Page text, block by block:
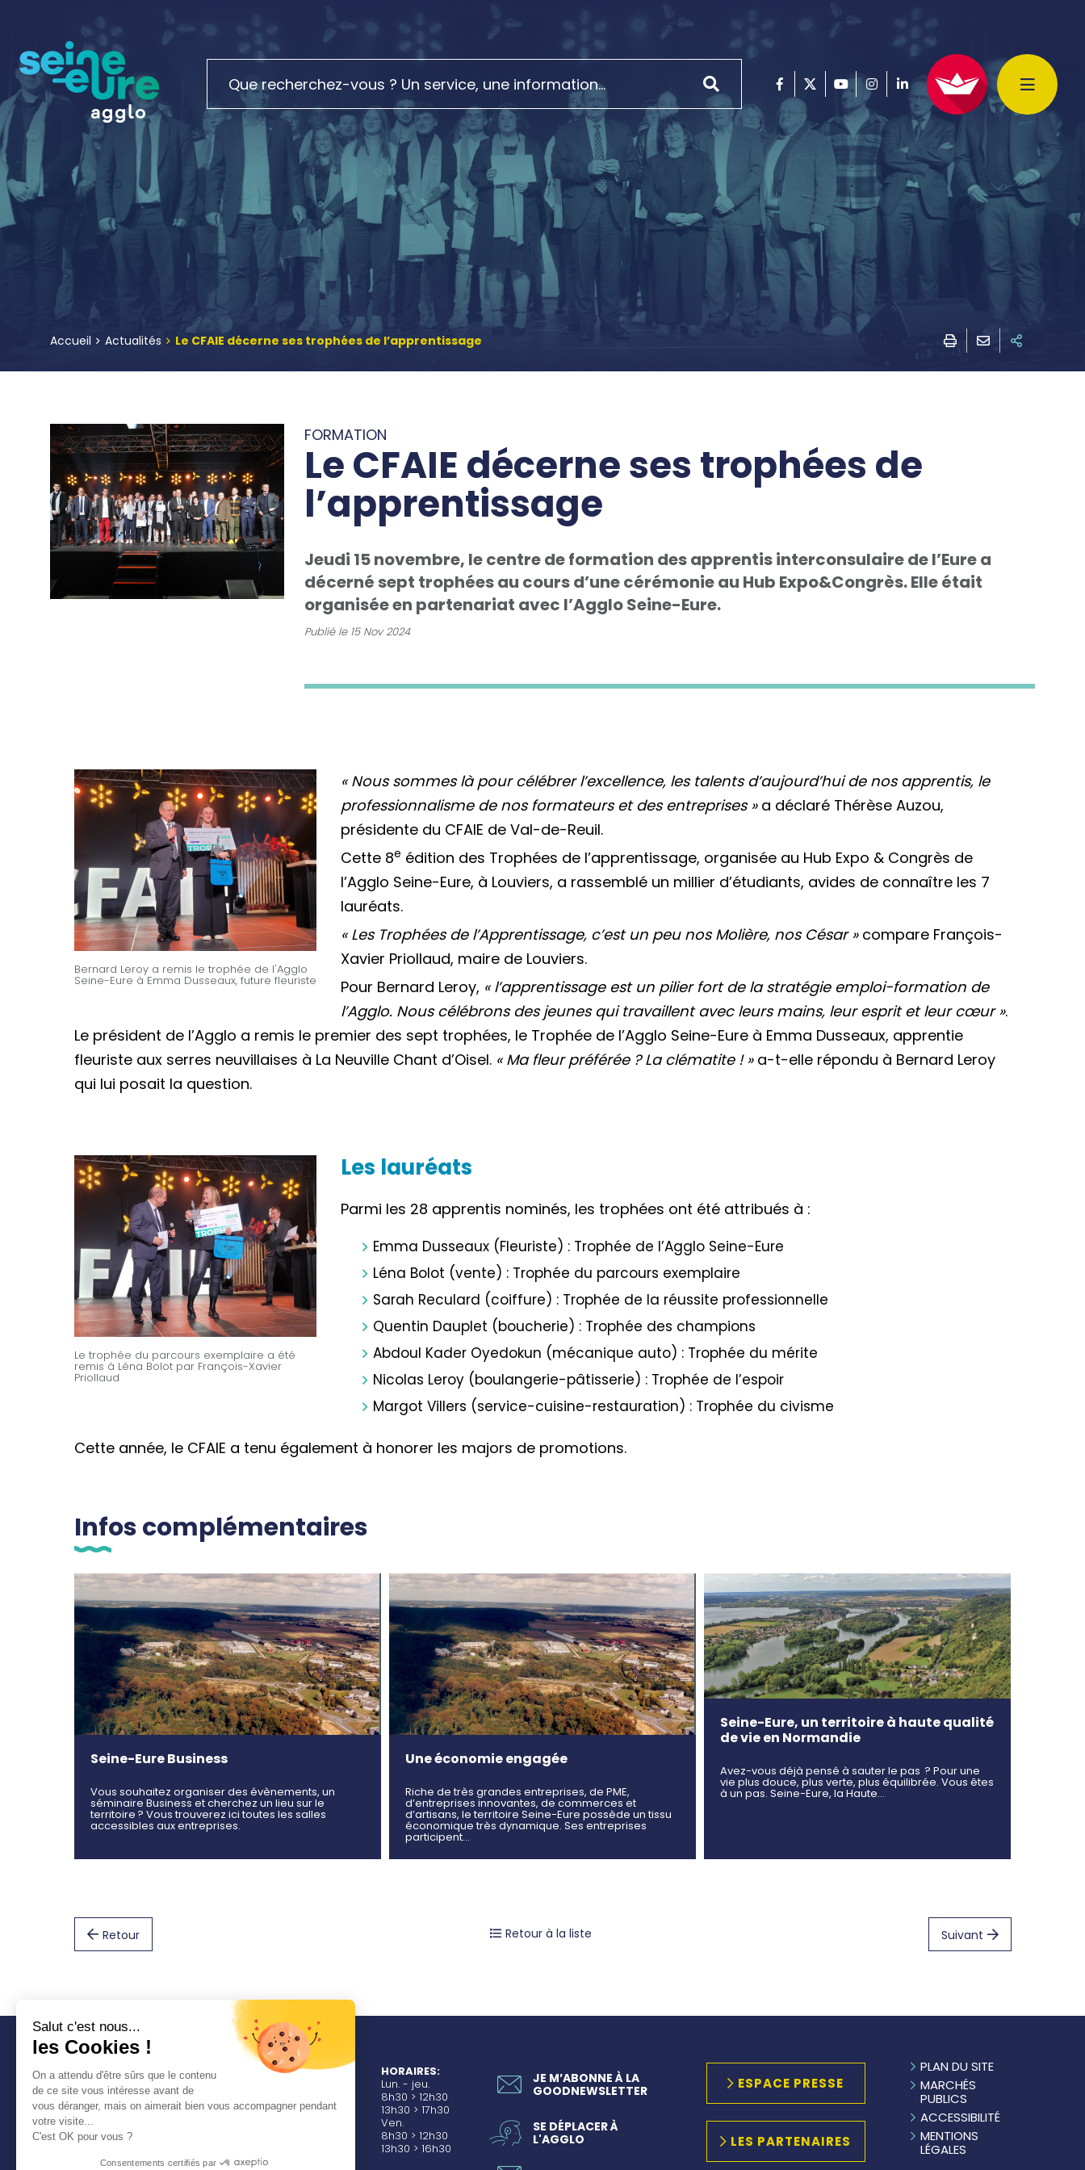
Salut c'est nous...
les Cookies !
On a attendu d'être sûrs que le contenu
de ce site vous intéresse avant de
vous déranger, mais on aimerait bien vous accompagner pendant
votre visite...
C'est OK pour vous ?
Consentements certifiés par
Accueil Actualités Le CFAIE décerne ses trophées de l’apprentissage
FORMATION
Le CFAIE décerne ses trophées de
l’apprentissage
Jeudi 15 novembre, le centre de formation des apprentis interconsulaire de l’Eure a
décerné sept trophées au cours d’une cérémonie au Hub Expo&Congrès. Elle était
organisée en partenariat avec l’Agglo Seine-Eure.
Publié le 15 Nov 2024
Bernard Leroy a remis le trophée de l'Agglo
Seine-Eure à Emma Dusseaux, future fleuriste
« Nous sommes là pour célébrer l’excellence, les talents d’aujourd’hui de nos apprentis, le
professionnalisme de nos formateurs et des entreprises »a déclaré Thérèse Auzou,
présidente du CFAIE de Val-de-Reuil.
Cette 8e édition des Trophées de l’apprentissage, organisée au Hub Expo & Congrès de
l’Agglo Seine-Eure, à Louviers, a rassemblé un millier d’étudiants, avides de connaître les 7
lauréats.
« Les Trophées de l’Apprentissage, c’est un peu nos Molière, nos César »compare François-
Xavier Priollaud, maire de Louviers.
Pour Bernard Leroy, « l’apprentissage est un pilier fort de la stratégie emploi-formation de
l’Agglo. Nous célébrons des jeunes qui travaillent avec leurs mains, leur esprit et leur cœur ».
Le président de l’Agglo a remis le premier des sept trophées, le Trophée de l’Agglo Seine-Eure à Emma Dusseaux, apprentie
fleuriste aux serres neuvillaises à La Neuville Chant d’Oisel. « Ma fleur préférée ? La clématite ! »a-t-elle répondu à Bernard Leroy
qui lui posait la question.
Le trophée du parcours exemplaire a été
remis à Léna Bolot par François-Xavier
Priollaud
Les lauréats
Parmi les 28 apprentis nominés, les trophées ont été attribués à :
Emma Dusseaux (Fleuriste) : Trophée de l’Agglo Seine-Eure
Léna Bolot (vente) : Trophée du parcours exemplaire
Sarah Reculard (coiffure) : Trophée de la réussite professionnelle
Quentin Dauplet (boucherie) : Trophée des champions
Abdoul Kader Oyedokun (mécanique auto) : Trophée du mérite
Nicolas Leroy (boulangerie-pâtisserie) : Trophée de l’espoir
Margot Villers (service-cuisine-restauration) : Trophée du civisme
Cette année, le CFAIE a tenu également à honorer les majors de promotions.
Infos complémentaires
Seine-Eure Business
Vous souhaitez organiser des évènements, un
séminaire Business et cherchez un lieu sur le
territoire ? Vous trouverez ici toutes les salles
accessibles aux entreprises.
Une économie engagée
Riche de très grandes entreprises, de PME,
d’entreprises innovantes, de commerces et
d’artisans, le territoire Seine-Eure possède un tissu
économique très dynamique. Ses entreprises
participent…
Seine-Eure, un territoire à haute qualité
de vie en Normandie
Avez-vous déjà pensé à sauter le pas ? Pour une
vie plus douce, plus verte, plus équilibrée. Vous êtes
à un pas. Seine-Eure, la Haute…
Retour Retour à la liste Suivant
COMMUNAUTÉ
SEINE-EURE
Tél. : 02 32 50 85 50
HORAIRES:
Lun. - jeu.
8h30 > 12h30
13h30 > 17h30
Ven.
8h30 > 12h30
13h30 > 16h30
JE M’ABONNE À LA
GOODNEWSLETTER
SE DÉPLACER À
L'AGGLO
ESPACE PRESSE
LES PARTENAIRES
PLAN DU SITE
MARCHÉS
PUBLICS
ACCESSIBILITÉ
MENTIONS
LÉGALES